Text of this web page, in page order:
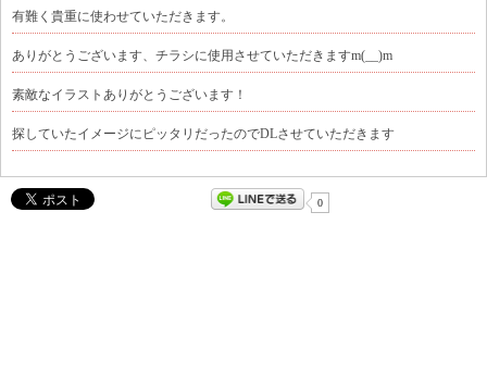
有難く貴重に使わせていただきます。
ありがとうございます、チラシに使用させていただきますm(__)m
素敵なイラストありがとうございます！
探していたイメージにピッタリだったのでDLさせていただきます
0